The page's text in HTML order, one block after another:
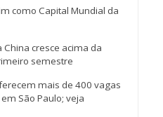
como Capital Mundial da
cresce acima da
semestre
mais de 400 vagas
São Paulo; veja